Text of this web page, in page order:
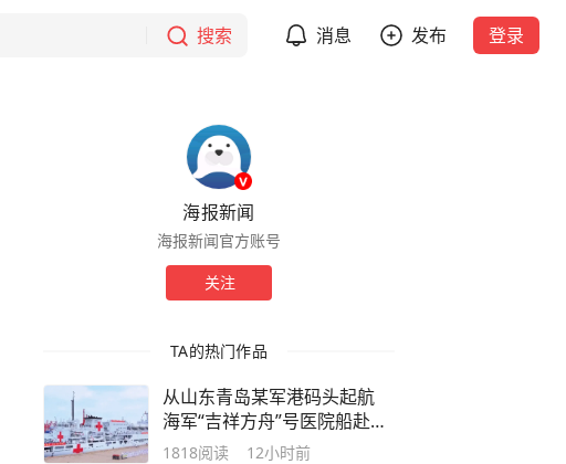
搜索 消息 发布 登录
海报新闻
海报新闻官方账号
关注
TA的热门作品
从山东青岛某军港码头起航
海军“吉祥方舟”号医院船赴海
外执行任务
1818阅读 12小时前